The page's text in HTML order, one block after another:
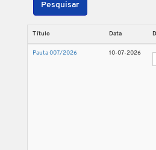
Pesquisar
Título Data
Pauta 007/2026 10-07-2026